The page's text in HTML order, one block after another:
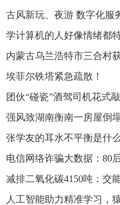
古风新玩、夜游 数字化服
学计算机的人好像情绪都
内蒙古乌兰浩特市三合村
埃菲尔铁塔紧急疏散！
团伙“碰瓷”酒驾司机花式
张学友的耳水不平衡是什
电信网络诈骗大数据：80
减排二氧化碳4150吨：交